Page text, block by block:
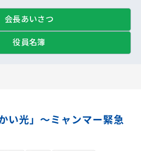
会長あいさつ
役員名簿
い光」～ミャンマー緊急